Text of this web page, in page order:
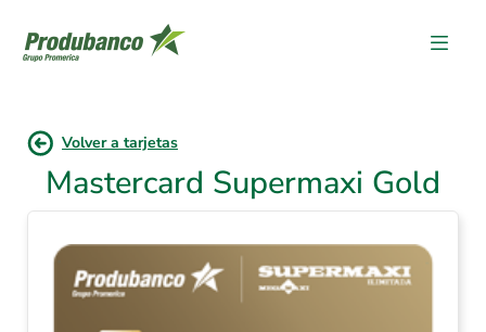
Volver a tarjetas
Mastercard Supermaxi Gold